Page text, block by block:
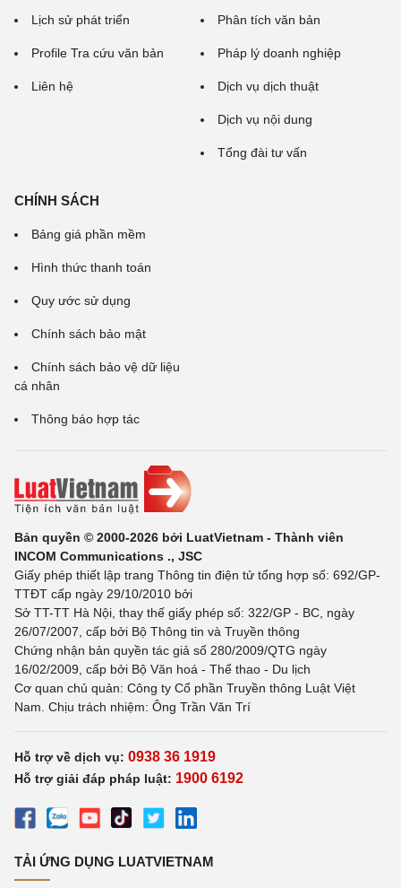
Lịch sử phát triển
Profile Tra cứu văn bản
Liên hệ
Phân tích văn bản
Pháp lý doanh nghiệp
Dịch vụ dịch thuật
Dịch vụ nội dung
Tổng đài tư vấn
CHÍNH SÁCH
Bảng giá phần mềm
Hình thức thanh toán
Quy ước sử dụng
Chính sách bảo mật
Chính sách bảo vệ dữ liệu
cá nhân
Thông báo hợp tác
Bản quyền © 2000-2026 bởi LuatVietnam - Thành viên
INCOM Communications ., JSC
Giấy phép thiết lập trang Thông tin điện tử tổng hợp số: 692/GP-
TTĐT cấp ngày 29/10/2010 bởi
Sở TT-TT Hà Nội, thay thế giấy phép số: 322/GP - BC, ngày
26/07/2007, cấp bởi Bộ Thông tin và Truyền thông
Chứng nhận bản quyền tác giả số 280/2009/QTG ngày
16/02/2009, cấp bởi Bộ Văn hoá - Thể thao - Du lịch
Cơ quan chủ quản: Công ty Cổ phần Truyền thông Luật Việt
Nam. Chịu trách nhiệm: Ông Trần Văn Trí
Hỗ trợ về dịch vụ: 0938 36 1919
Hỗ trợ giải đáp pháp luật: 1900 6192
TẢI ỨNG DỤNG LUATVIETNAM